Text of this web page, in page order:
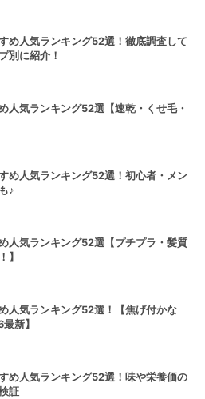
め人気ランキング52選！徹底調査して
別に紹介！
人気ランキング52選【速乾・くせ毛・
め人気ランキング52選！初心者・メン
♪
人気ランキング52選【プチプラ・髪質
】
人気ランキング52選！【焦げ付かな
新】
め人気ランキング52選！味や栄養価の
証